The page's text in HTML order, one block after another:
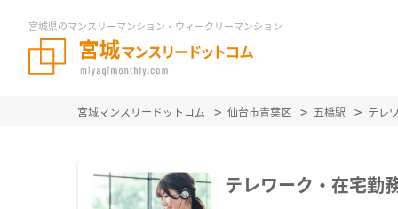
宮城県のマンスリーマンション・ウィークリーマンション
宮城マンスリードットコム 仙台市青葉区 五橋駅 テレ
テレワーク・在宅勤